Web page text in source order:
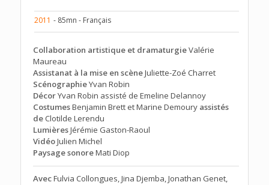
2011 - 85mn - Français
Collaboration artistique et dramaturgieValérie
Maureau
Assistanat à la mise en scèneJuliette-Zoé Charret
ScénographieYvan Robin
DécorYvan Robin assisté de Emeline Delannoy
CostumesBenjamin Brett et Marine Demoury assistés
deClotilde Lerendu
LumièresJérémie Gaston-Raoul
VidéoJulien Michel
Paysage sonoreMati Diop
AvecFulvia Collongues, Jina Djemba, Jonathan Genet,